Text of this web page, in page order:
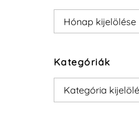
Archívum
Kategóriák
Kategóriák